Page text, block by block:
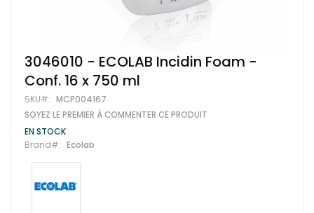
Skip
to
the
beginning
of
the
images
gallery
3046010 - ECOLAB Incidin Foam -
Conf. 16 x 750 ml
SKU MCP004167
SOYEZ LE PREMIER À COMMENTER CE PRODUIT
EN STOCK
Brand
Ecolab